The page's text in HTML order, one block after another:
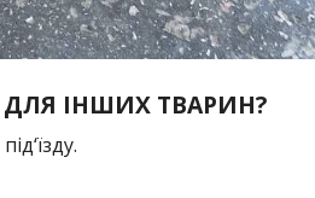
ІНШИХ ТВАРИН?